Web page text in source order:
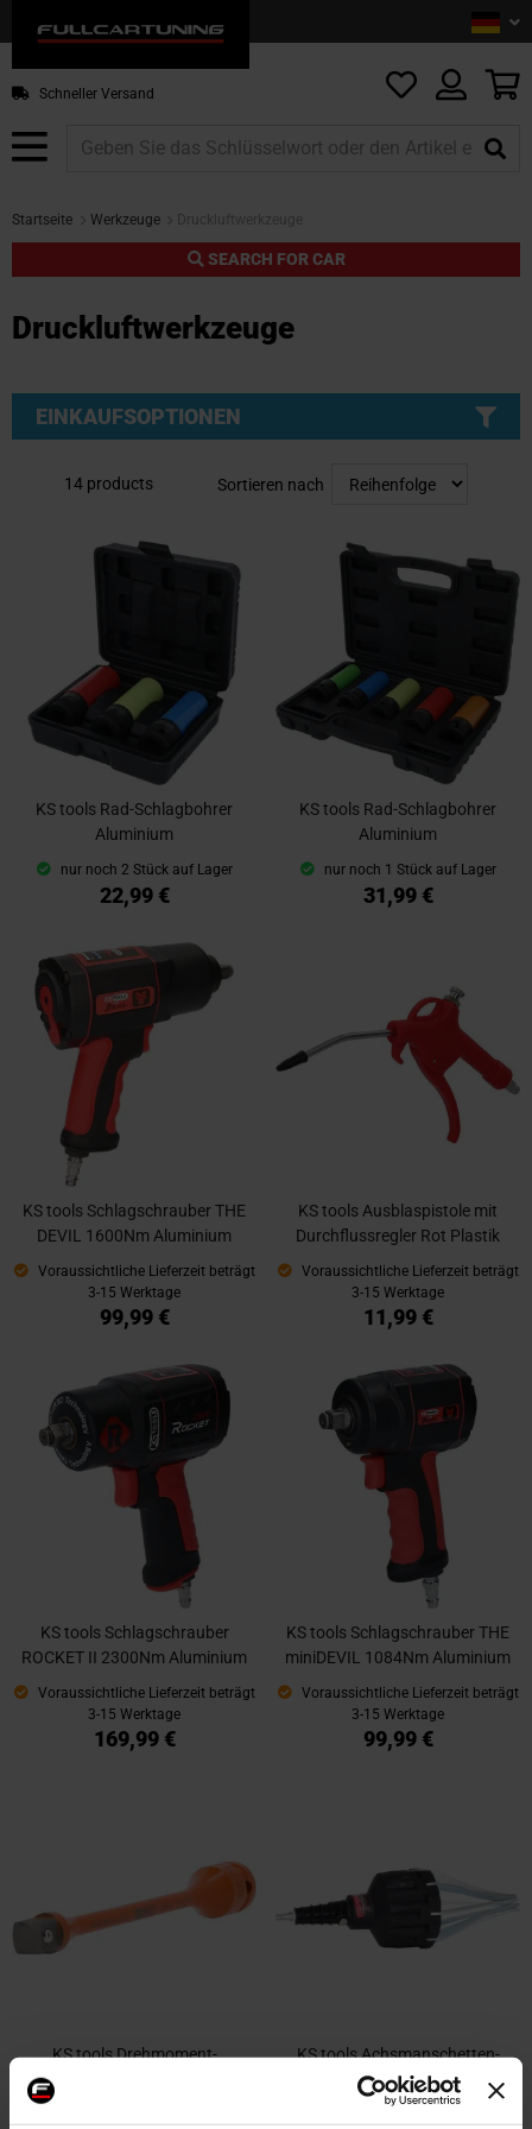
Schneller Versand
Startseite Werkzeuge
SEARCH FOR CAR
Druckluftwerkzeuge
EINKAUFSOPTIONEN
14 products Sortieren nach
KS tools Rad-Schlagbohrer
Aluminium
nur noch 2 Stück auf Lager
22,99 €
KS tools Rad-Schlagbohrer
Aluminium
nur noch 1 Stück auf Lager
31,99 €
KS tools Schlagschrauber THE
DEVIL 1600Nm Aluminium
Voraussichtliche Lieferzeit beträgt
3-15 Werktage
99,99 €
KS tools Ausblaspistole mit
Durchflussregler Rot Plastik
Voraussichtliche Lieferzeit beträgt
3-15 Werktage
11,99 €
KS tools Schlagschrauber
ROCKET II 2300Nm Aluminium
Voraussichtliche Lieferzeit beträgt
3-15 Werktage
169,99 €
KS tools Schlagschrauber THE
miniDEVIL 1084Nm Aluminium
Voraussichtliche Lieferzeit beträgt
3-15 Werktage
99,99 €
KS tools Drehmoment-
Verlängerungsstange 75Nm
KS tools Achsmanschetten-
Spreizer